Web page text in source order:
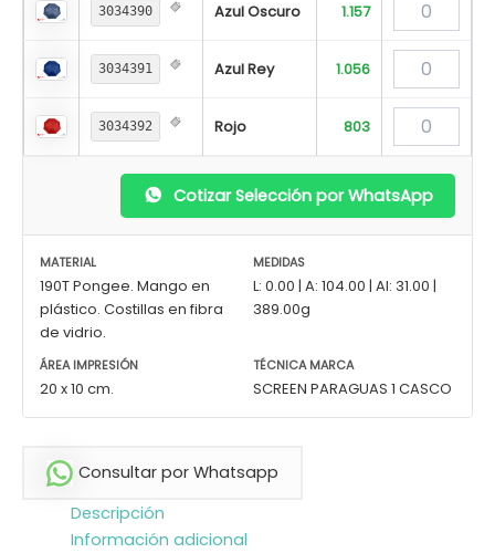
3034390 Azul Oscuro 1.157
3034391 Azul Rey 1.056
3034392 Rojo 803
Cotizar Selección por WhatsApp
MATERIAL
190T Pongee. Mango en
plástico. Costillas en fibra
de vidrio.
MEDIDAS
L: 0.00 | A: 104.00 | Al: 31.00 |
389.00g
ÁREA IMPRESIÓN
20 x 10 cm.
TÉCNICA MARCA
SCREEN PARAGUAS 1 CASCO
Consultar por Whatsapp
Descripción
Información adicional